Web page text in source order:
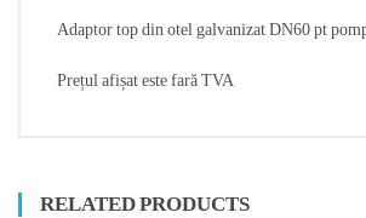
Adaptor top din otel galvanizat DN60 pt
Prețul afișat este fară TVA
RELATED PRODUCTS